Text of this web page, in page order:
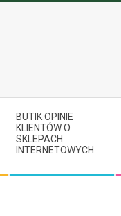
BUTIK OPINIE
KLIENTÓW O
SKLEPACH
INTERNETOWYCH